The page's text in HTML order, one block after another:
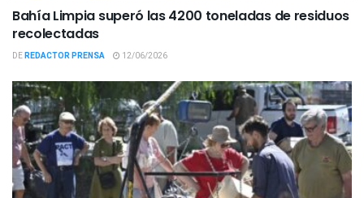
Bahía Limpia superó las 4200 toneladas de residuos
recolectadas
DEREDACTOR PRENSA 12/06/2026